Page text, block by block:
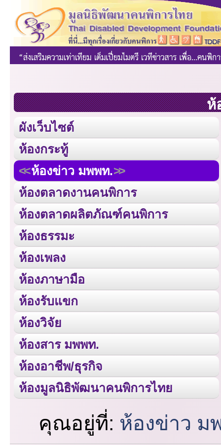
ห้
ผังเว็บไซต์
ห้องกระทู้
ห้องข่าว มพพท.
ห้องตลาดงานคนพิการ
ห้องตลาดผลิตภัณฑ์คนพิการ
ห้องธรรมะ
ห้องเพลง
ห้องภาษามือ
ห้องรับแขก
ห้องวิจัย
ห้องสาร มพพท.
ห้องอาชีพ/ธุรกิจ
ห้องมูลนิธิพัฒนาคนพิการไทย
คุณอยู่ที่: ห้องข่าว